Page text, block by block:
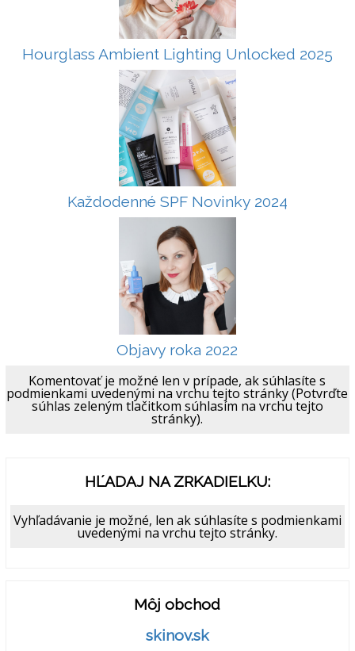
Hourglass Ambient Lighting Unlocked 2025
Každodenné SPF Novinky 2024
Objavy roka 2022
Komentovať je možné len v prípade, ak súhlasíte s
podmienkami uvedenými na vrchu tejto stránky (Potvrďte
súhlas zeleným tlačitkom súhlasím na vrchu tejto
stránky).
HĽADAJ NA ZRKADIELKU:
Vyhľadávanie je možné, len ak súhlasíte s podmienkami
uvedenými na vrchu tejto stránky.
Môj obchod
skinov.sk